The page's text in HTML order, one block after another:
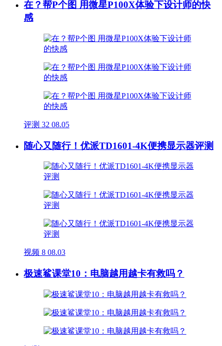
在？帮P个图 用微星P100X体验下设计师的快
感
评测 32 08.05
随心又随行！优派TD1601-4K便携显示器评测
视频 8 08.03
极速鲨课堂10：电脑越用越卡有救吗？